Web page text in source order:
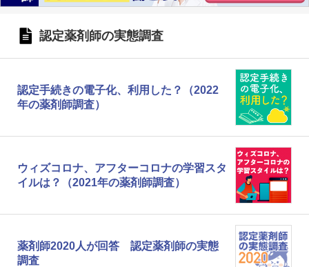
認定薬剤師の実態調査
認定手続きの電子化、利用した？（2022
年の薬剤師調査）
ウィズコロナ、アフターコロナの学習スタ
イルは？（2021年の薬剤師調査）
薬剤師2020人が回答 認定薬剤師の実態
調査